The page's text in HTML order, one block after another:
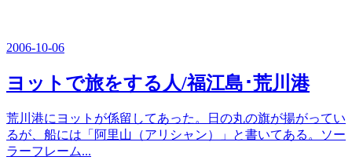
ー
2006-10-06
ヨットで旅をする人/福江島･荒川港
荒川港にヨットが係留してあった。日の丸の旗が揚がってい
るが、船には「阿里山（アリシャン）」と書いてある。ソー
ラーフレーム...